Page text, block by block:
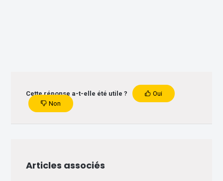
Cette réponse a-t-elle été utile ?
Oui
Non
Articles associés